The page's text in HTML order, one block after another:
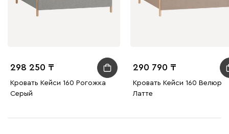
298 250
Кровать Кейси 160 Рогожка
Серый
290 790
Кровать Кейси 160 Велюр
Латте